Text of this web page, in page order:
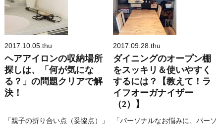
2017.10.05.thu
ヘアアイロンの収納場所
探しは、「何が気にな
る？」の問題クリアで解
決！
「親子の折り合い点（妥協点）」
2017.09.28.thu
ダイニングのオープン棚
をスッキリ＆使いやすく
するには？【教えて！ラ
イフオーガナイザー
（2）】
「パーソナルなお悩みに、パーソ